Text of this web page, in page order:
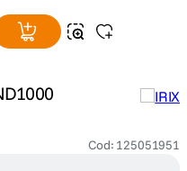
Cod: 125051951